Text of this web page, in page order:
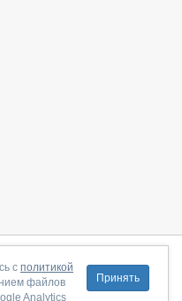
|Партнёрская программа
конфиденциальности
Принять
с политикой
файлов
Analytics